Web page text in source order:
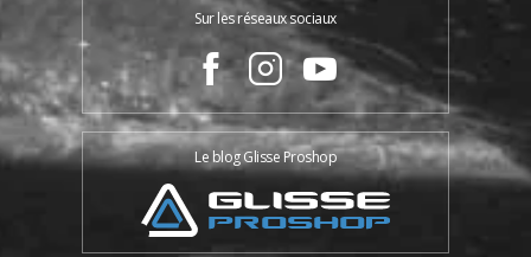
Sur les réseaux sociaux
Le blog Glisse Proshop